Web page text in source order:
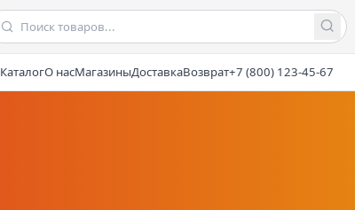
КаталогО насМагазиныДоставкаВозврат+7 (800) 123-45-67